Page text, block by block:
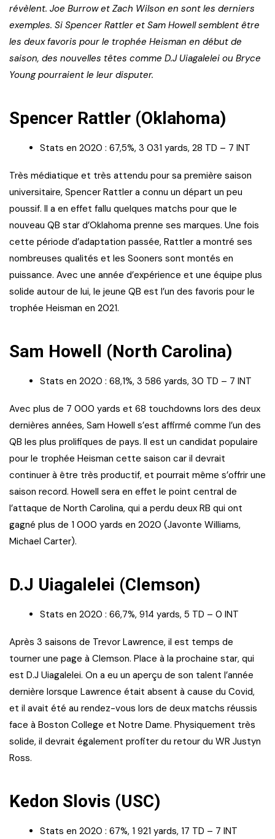
révèlent. Joe Burrow et Zach Wilson en sont les derniers
exemples. Si Spencer Rattler et Sam Howell semblent être
les deux favoris pour le trophée Heisman en début de
saison, des nouvelles têtes comme D.J Uiagalelei ou Bryce
Young pourraient le leur disputer.
Spencer Rattler (Oklahoma)
Stats en 2020 : 67,5%, 3 031 yards, 28 TD – 7 INT
Très médiatique et très attendu pour sa première saison
universitaire, Spencer Rattler a connu un départ un peu
poussif. Il a en effet fallu quelques matchs pour que le
nouveau QB star d’Oklahoma prenne ses marques. Une fois
cette période d’adaptation passée, Rattler a montré ses
nombreuses qualités et les Sooners sont montés en
puissance. Avec une année d’expérience et une équipe plus
solide autour de lui, le jeune QB est l’un des favoris pour le
trophée Heisman en 2021.
Sam Howell (North Carolina)
Stats en 2020 : 68,1%, 3 586 yards, 30 TD – 7 INT
Avec plus de 7 000 yards et 68 touchdowns lors des deux
dernières années, Sam Howell s’est affirmé comme l’un des
QB les plus prolifiques de pays. Il est un candidat populaire
pour le trophée Heisman cette saison car il devrait
continuer à être très productif, et pourrait même s’offrir une
saison record. Howell sera en effet le point central de
l’attaque de North Carolina, qui a perdu deux RB qui ont
gagné plus de 1 000 yards en 2020 (Javonte Williams,
Michael Carter).
D.J Uiagalelei (Clemson)
Stats en 2020 : 66,7%, 914 yards, 5 TD – 0 INT
Après 3 saisons de Trevor Lawrence, il est temps de
tourner une page à Clemson. Place à la prochaine star, qui
est D.J Uiagalelei. On a eu un aperçu de son talent l’année
dernière lorsque Lawrence était absent à cause du Covid,
et il avait été au rendez-vous lors de deux matchs réussis
face à Boston College et Notre Dame. Physiquement très
solide, il devrait également profiter du retour du WR Justyn
Ross.
Kedon Slovis (USC)
Stats en 2020 : 67%, 1 921 yards, 17 TD – 7 INT